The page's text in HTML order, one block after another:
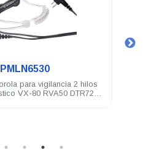
PMLN6530
para vigilancia 2 hilos
VX-80 RVA50 DTR720